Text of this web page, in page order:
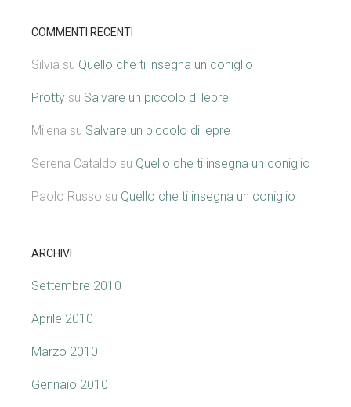
COMMENTI RECENTI
Silvia su Quello che ti insegna un coniglio
Protty su Salvare un piccolo di lepre
Milena su Salvare un piccolo di lepre
Serena Cataldo su Quello che ti insegna un coniglio
Paolo Russo su Quello che ti insegna un coniglio
ARCHIVI
Settembre 2010
Aprile 2010
Marzo 2010
Gennaio 2010